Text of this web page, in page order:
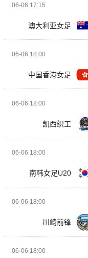
06-06 17:15
澳大利亚女足
06-06 18:00
中国香港女足
06-06 18:00
凯西织工
06-06 18:00
南韩女足U20
06-06 18:00
川崎前锋
06-06 18:00